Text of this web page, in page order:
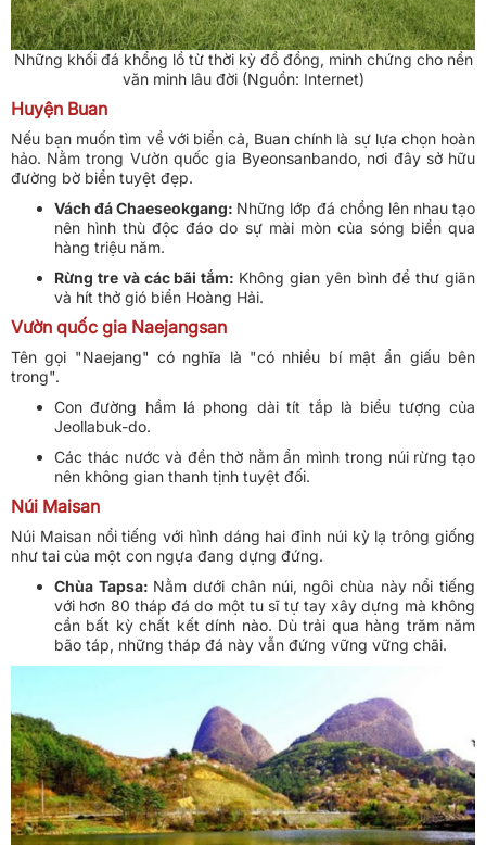
Những khối đá khổng lồ từ thời kỳ đồ đồng, minh chứng cho nền
văn minh lâu đời (Nguồn: Internet)
Huyện Buan
Nếu bạn muốn tìm về với biển cả, Buan chính là sự lựa chọn hoàn
hảo. Nằm trong Vườn quốc gia Byeonsanbando, nơi đây sở hữu
đường bờ biển tuyệt đẹp.
Vách đá Chaeseokgang: Những lớp đá chồng lên nhau tạo
nên hình thù độc đáo do sự mài mòn của sóng biển qua
hàng triệu năm.
Rừng tre và các bãi tắm: Không gian yên bình để thư giãn
và hít thở gió biển Hoàng Hải.
Vườn quốc gia Naejangsan
Tên gọi "Naejang" có nghĩa là "có nhiều bí mật ẩn giấu bên
trong".
Con đường hầm lá phong dài tít tắp là biểu tượng của
Jeollabuk-do.
Các thác nước và đền thờ nằm ẩn mình trong núi rừng tạo
nên không gian thanh tịnh tuyệt đối.
Núi Maisan
Núi Maisan nổi tiếng với hình dáng hai đỉnh núi kỳ lạ trông giống
như tai của một con ngựa đang dựng đứng.
Chùa Tapsa: Nằm dưới chân núi, ngôi chùa này nổi tiếng
với hơn 80 tháp đá do một tu sĩ tự tay xây dựng mà không
cần bất kỳ chất kết dính nào. Dù trải qua hàng trăm năm
bão táp, những tháp đá này vẫn đứng vững vững chãi.